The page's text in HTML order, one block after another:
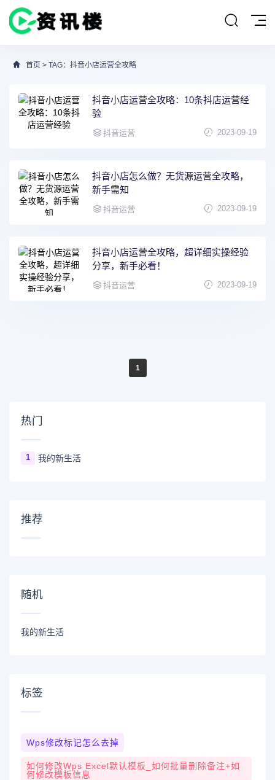
首页 > TAG：抖音小店运营全攻略
抖音小店运营全攻略：10条抖店运营经
验
抖音运营 2023-09-19
抖音小店怎么做？无货源运营全攻略，
新手需知
抖音运营 2023-09-19
抖音小店运营全攻略，超详细实操经验
分享，新手必看！
抖音运营 2023-09-19
1
热门
1 我的新生活
推荐
随机
我的新生活
标签
Wps修改标记怎么去掉
如何修改wps Excel默认模板_如何批量删除备注+如
何修改模板信息